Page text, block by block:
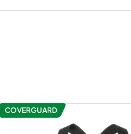
COVERGUARD